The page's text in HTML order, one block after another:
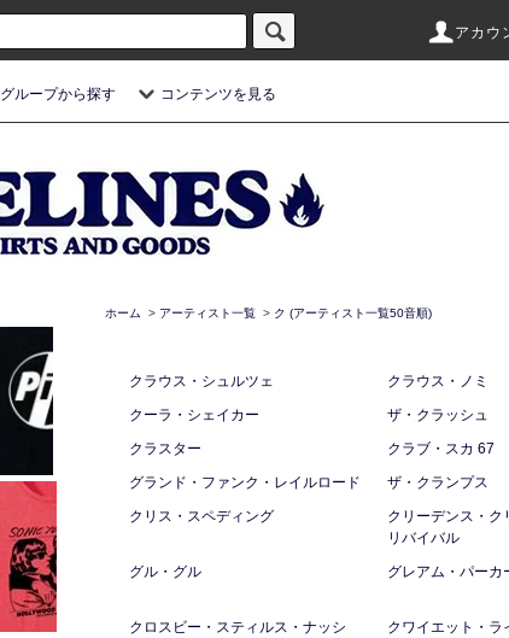
アカウ
グループから探す コンテンツを見る
ホーム > アーティスト一覧 > ク (アーティスト一覧50音順)
クラウス・シュルツェ クラウス・ノミ
クーラ・シェイカー
ザ・クラッシュ
クラスター
クラブ・スカ 67
グランド・ファンク・レイルロード
ザ・クランプス
クリス・スペディング
クリーデンス・ク
リバイバル
グル・グル グレアム・パーカ
クロスビー・スティルス・ナッシ
クワイエット・ラ